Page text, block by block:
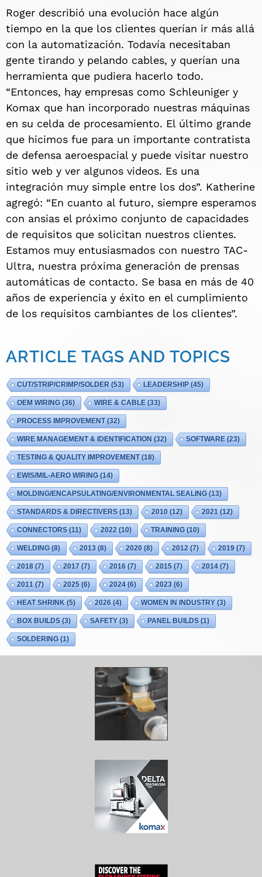
Roger describió una evolución hace algún
tiempo en la que los clientes querían ir más allá
con la automatización. Todavía necesitaban
gente tirando y pelando cables, y querían una
herramienta que pudiera hacerlo todo.
“Entonces, hay empresas como Schleuniger y
Komax que han incorporado nuestras máquinas
en su celda de procesamiento. El último grande
que hicimos fue para un importante contratista
de defensa aeroespacial y puede visitar nuestro
sitio web y ver algunos videos. Es una
integración muy simple entre los dos”. Katherine
agregó: “En cuanto al futuro, siempre esperamos
con ansias el próximo conjunto de capacidades
de requisitos que solicitan nuestros clientes.
Estamos muy entusiasmados con nuestro TAC-
Ultra, nuestra próxima generación de prensas
automáticas de contacto. Se basa en más de 40
años de experiencia y éxito en el cumplimiento
de los requisitos cambiantes de los clientes”.
ARTICLE TAGS AND TOPICS
CUT/STRIP/CRIMP/SOLDER (53) LEADERSHIP(45)
OEM WIRING (36) WIRE & CABLE (33)
PROCESS IMPROVEMENT(32)
WIRE MANAGEMENT & IDENTIFICATION (32) SOFTWARE (23)
TESTING & QUALITY IMPROVEMENT(18)
EWIS/MIL-AERO WIRING (14)
MOLDING/ENCAPSULATING/ENVIRONMENTAL SEALING (13)
STANDARDS & DIRECTIVERS (13) 2010 (12) 2021 (12)
CONNECTORS (11) 2022 (10) TRAINING (10)
WELDING (8) 2013 (8) 2020 (8) 2012 (7) 2019 (7)
2018 (7) 2017 (7) 2016 (7) 2015 (7) 2014 (7)
2011 (7) 2025 (6) 2024 (6) 2023 (6)
HEAT SHRINK (5) 2026 (4) WOMEN IN INDUSTRY(3)
BOX BUILDS (3) SAFETY(3) PANEL BUILDS (1)
SOLDERING (1)